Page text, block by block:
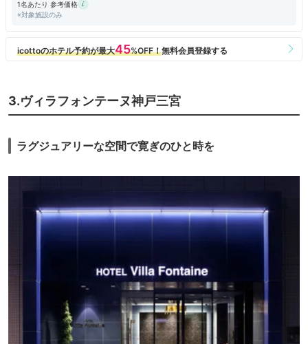
ス停はないので要注意。
1名あたり 参考価格
※対象施設のみ
3.ヴィラフォンテーヌ神戸三宮
ラグジュアリーな空間で寛ぎのひと時を